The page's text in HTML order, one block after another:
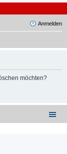
Anmelden
möchten?